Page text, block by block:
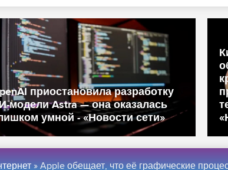
На Kickstarter представили SYITREN
RM1 – это одновременно CD-плеер и
предмет интерьера - «Новости мира
Интернет»
» Apple обещает, что её графические процессоры для Mac будут производительнее решений AMD, NVIDIA и Intel -